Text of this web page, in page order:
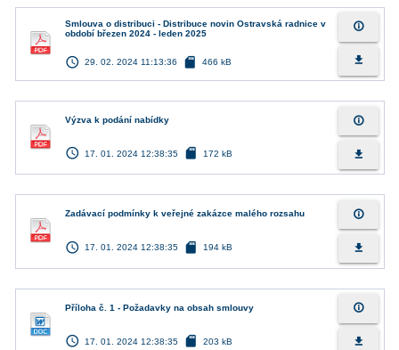
Smlouva o distribuci - Distribuce novin Ostravská radnice v
období březen 2024 - leden 2025
access_time 29. 02. 2024 11:13:36 sd_card 466 kB
info_outline
file_download
Výzva k podání nabídky
access_time 17. 01. 2024 12:38:35 sd_card 172 kB
info_outline
file_download
Zadávací podmínky k veřejné zakázce malého rozsahu
access_time 17. 01. 2024 12:38:35 sd_card 194 kB
info_outline
file_download
Příloha č. 1 - Požadavky na obsah smlouvy
access_time 17. 01. 2024 12:38:35 sd_card 203 kB
info_outline
file_download